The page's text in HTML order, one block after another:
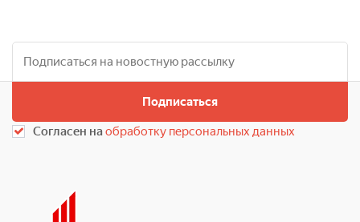
Подписаться
Согласен наобработку персональных данных